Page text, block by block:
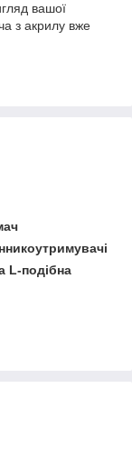
вашої
з акрилу вже
L-подібна